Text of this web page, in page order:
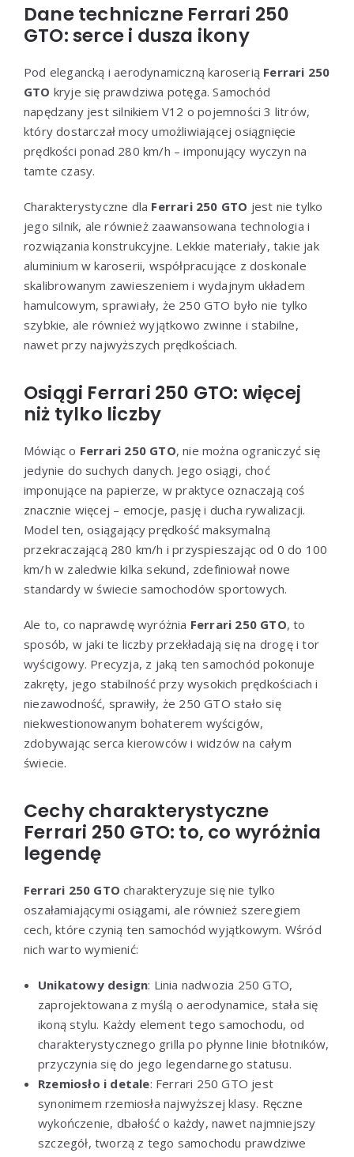
Dane techniczne Ferrari 250
GTO: serce i dusza ikony
Pod elegancką i aerodynamiczną karoserią Ferrari 250
GTO kryje się prawdziwa potęga. Samochód
napędzany jest silnikiem V12 o pojemności 3 litrów,
który dostarczał mocy umożliwiającej osiągnięcie
prędkości ponad 280 km/h – imponujący wyczyn na
tamte czasy.
Charakterystyczne dla Ferrari 250 GTO jest nie tylko
jego silnik, ale również zaawansowana technologia i
rozwiązania konstrukcyjne. Lekkie materiały, takie jak
aluminium w karoserii, współpracujące z doskonale
skalibrowanym zawieszeniem i wydajnym układem
hamulcowym, sprawiały, że 250 GTO było nie tylko
szybkie, ale również wyjątkowo zwinne i stabilne,
nawet przy najwyższych prędkościach.
Osiągi Ferrari 250 GTO: więcej
niż tylko liczby
Mówiąc o Ferrari 250 GTO, nie można ograniczyć się
jedynie do suchych danych. Jego osiągi, choć
imponujące na papierze, w praktyce oznaczają coś
znacznie więcej – emocje, pasję i ducha rywalizacji.
Model ten, osiągający prędkość maksymalną
przekraczającą 280 km/h i przyspieszając od 0 do 100
km/h w zaledwie kilka sekund, zdefiniował nowe
standardy w świecie samochodów sportowych.
Ale to, co naprawdę wyróżnia Ferrari 250 GTO, to
sposób, w jaki te liczby przekładają się na drogę i tor
wyścigowy. Precyzja, z jaką ten samochód pokonuje
zakręty, jego stabilność przy wysokich prędkościach i
niezawodność, sprawiły, że 250 GTO stało się
niekwestionowanym bohaterem wyścigów,
zdobywając serca kierowców i widzów na całym
świecie.
Cechy charakterystyczne
Ferrari 250 GTO: to, co wyróżnia
legendę
Ferrari 250 GTO charakteryzuje się nie tylko
oszałamiającymi osiągami, ale również szeregiem
cech, które czynią ten samochód wyjątkowym. Wśród
nich warto wymienić:
Unikatowy design: Linia nadwozia 250 GTO,
zaprojektowana z myślą o aerodynamice, stała się
ikoną stylu. Każdy element tego samochodu, od
charakterystycznego grilla po płynne linie błotników,
przyczynia się do jego legendarnego statusu.
Rzemiosło i detale: Ferrari 250 GTO jest
synonimem rzemiosła najwyższej klasy. Ręczne
wykończenie, dbałość o każdy, nawet najmniejszy
szczegół, tworzą z tego samochodu prawdziwe